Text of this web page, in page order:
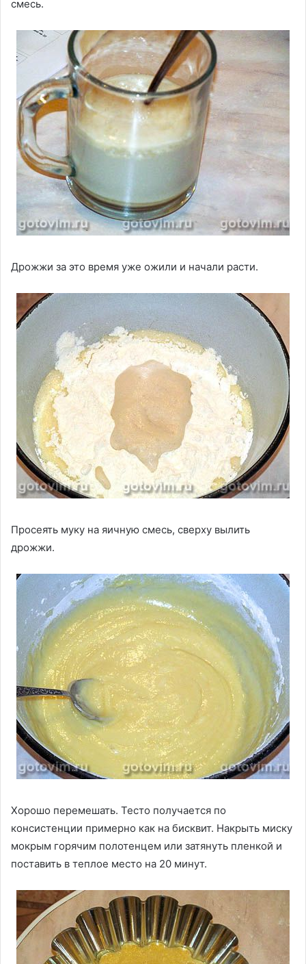
смесь.
Дрожжи за это время уже ожили и начали расти.
Просеять муку на яичную смесь, сверху вылить
дрожжи.
Хорошо перемешать. Тесто получается по
консистенции примерно как на бисквит. Накрыть миску
мокрым горячим полотенцем или затянуть пленкой и
поставить в теплое место на 20 минут.